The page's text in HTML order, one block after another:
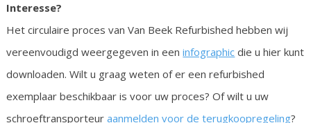
Interesse?
Het circulaire proces van Van Beek Refurbished hebben wij
vereenvoudigd weergegeven in eeninfographic die u hier kunt
downloaden. Wilt u graag weten of er een refurbished
exemplaar beschikbaar is voor uw proces? Of wilt u uw
schroeftransporteuraanmelden voor de terugkoopregeling?